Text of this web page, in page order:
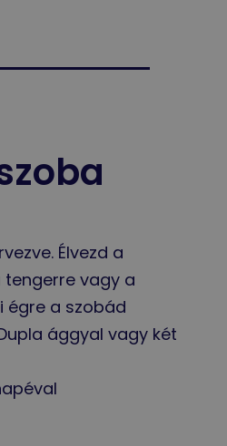
Élvezd a
vagy a
égre a szobád
ággyal vagy két